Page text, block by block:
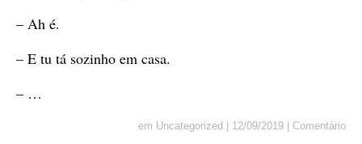
– Ah é.
– E tu tá sozinho em casa.
– …
em Uncategorized 12/09/2019 Comentário